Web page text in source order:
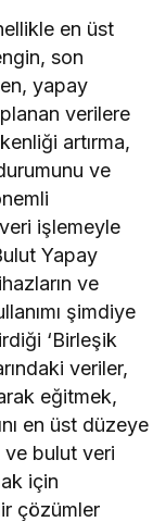
en üst
son
yapay
verilere
artırma,
ve
işlemeyle
Yapay
ve
şimdiye
‘Birleşik
veriler,
eğitmek,
en üst düzeye
ve bulut veri
için
çözümler